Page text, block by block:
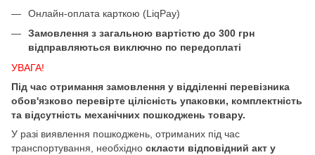
Онлайн-оплата карткою (LiqPay)
Замовлення з загальною вартістю до 300 грн
відправляються виключно по передоплаті
УВАГА!
Під час отримання замовлення у відділенні перевізника
обов'язково перевірте цілісність упаковки, комплектність
та відсутність механічних пошкоджень товару.
У разі виявлення пошкоджень, отриманих під час
транспортування, необхідно скласти відповідний акт у